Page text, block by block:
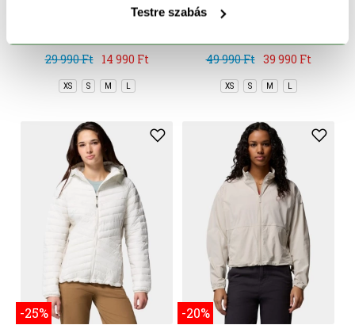
Testre szabás
29 990 Ft
14 990 Ft
XS S M L
-20%
49 990 Ft 39 990 Ft
XS S M L
-25% -20%